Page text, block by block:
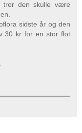
den skulle være
sidste år og den
30 kr for en stor flot